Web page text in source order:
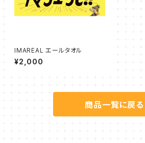
IMAREAL エールタオル
¥2,000
商品一覧に戻る